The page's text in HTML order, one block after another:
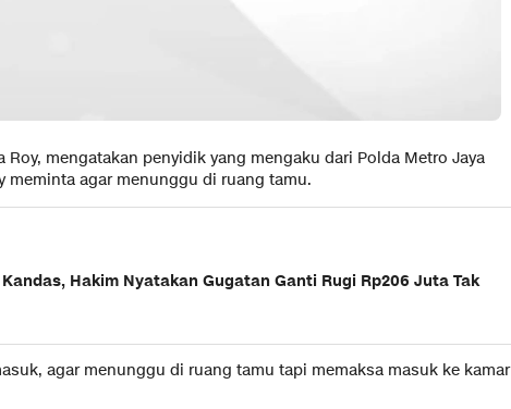
mengatakan penyidik yang mengaku dari Polda Metro Jaya
meminta agar menunggu di ruang tamu.
Hakim Nyatakan Gugatan Ganti Rugi Rp206 Juta Tak
agar menunggu di ruang tamu tapi memaksa masuk ke kamar